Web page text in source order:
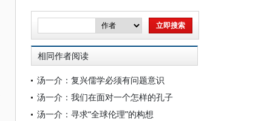
相同作者阅读
汤一介：复兴儒学必须有问题意识
汤一介：我们在面对一个怎样的孔子
汤一介：寻求“全球伦理”的构想